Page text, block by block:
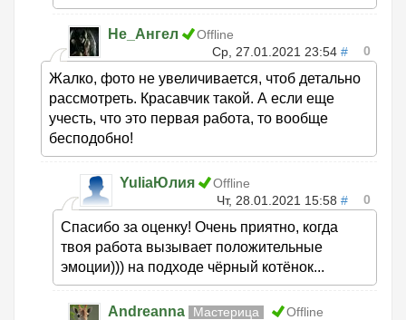
Не_Ангел
Offline
Ср, 27.01.2021 23:54 # 0
Жалко, фото не увеличивается, чтоб детально
рассмотреть. Красавчик такой. А если еще
учесть, что это первая работа, то вообще
бесподобно!
YuliaЮлия
Offline
Чт, 28.01.2021 15:58 # 0
Спасибо за оценку! Очень приятно, когда
твоя работа вызывает положительные
эмоции))) на подходе чёрный котёнок...
Andreanna Мастерица
Offline